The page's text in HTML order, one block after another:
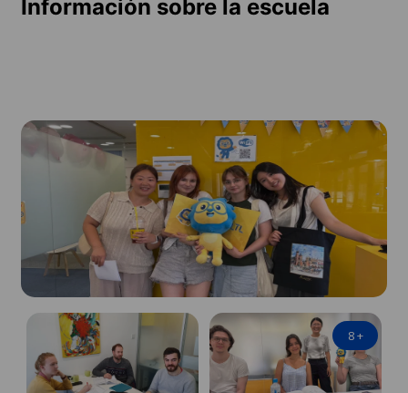
Información sobre la escuela
8+